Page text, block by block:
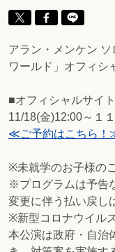
アラン・メンケン ソ
ワールド」オフィシ
■オフィシャルサイ
11/18(金)12:00～１
≪ご予約はこちら！
※未就学のお子様の
※プログラムは予告
変更に伴う払い戻し
※新型コロナウイル
本公演は政府・自治